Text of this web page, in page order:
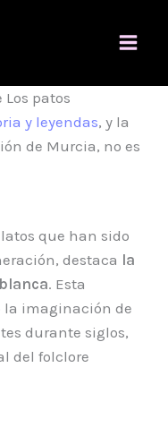
Los patos
y leyendas, y la
de Murcia, no es
que han sido
destaca la
. Esta
imaginación de
durante siglos,
del folclore